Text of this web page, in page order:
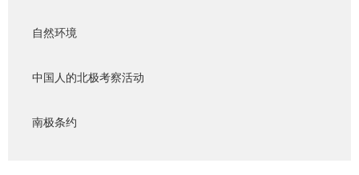
自然环境
中国人的北极考察活动
南极条约